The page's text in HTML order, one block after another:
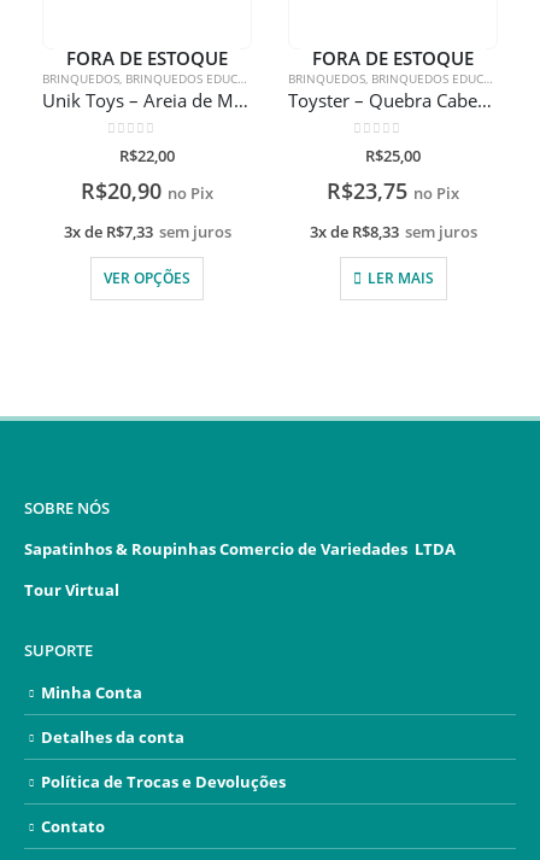
FORA DE ESTOQUE
BRINQUEDOS, BRINQUEDOS EDUCATIVOS
Unik Toys – Areia de Modelar Pequenos Artistas
de 5
R$22,00
R$20,90 no Pix
3x de R$7,33 sem juros
VER OPÇÕES
FORA DE ESTOQUE
BRINQUEDOS, BRINQUEDOS EDUCATIVOS
Toyster – Quebra Cabeça Avengers 100 Peças 6+ anos
de 5
R$25,00
R$23,75 no Pix
3x de R$8,33 sem juros
LER MAIS
SOBRE NÓS
Sapatinhos & Roupinhas Comercio de Variedades LTDA
Tour Virtual
SUPORTE
Minha Conta
Detalhes da conta
Política de Trocas e Devoluções
Contato